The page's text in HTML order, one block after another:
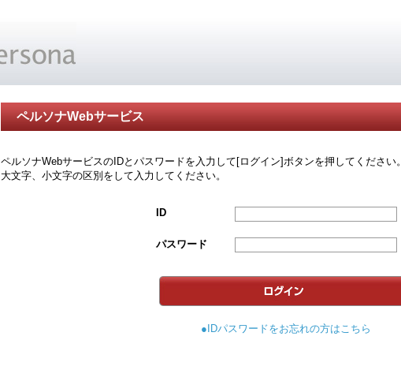
ペルソナWebサービス
ペルソナWebサービスのIDとパスワードを入力して[ログイン]ボタンを押してください。
大文字、小文字の区別をして入力してください。
ID
パスワード
●IDパスワードをお忘れの方はこちら